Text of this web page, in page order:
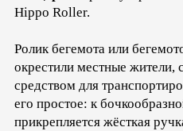
Hippo Roller.
Ролик бегемота или
окрестили местные жители,
средством для
его простое: к
прикрепляется жёсткая